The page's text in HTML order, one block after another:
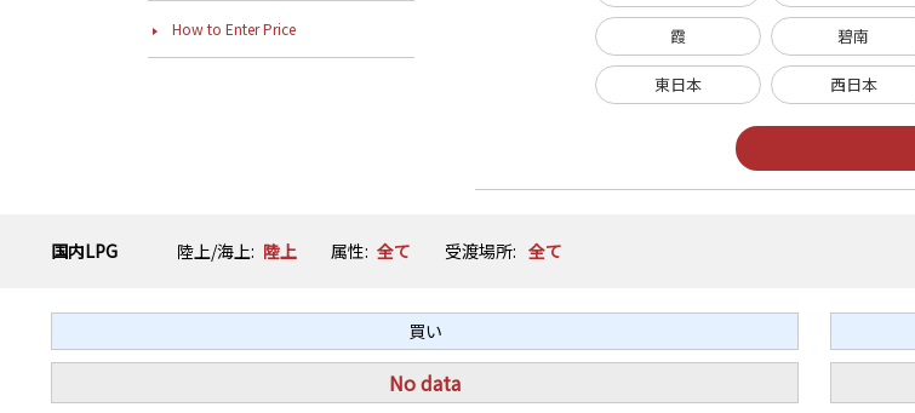
How to Enter Price 霞 碧南
東日本 西日本
国内LPG 陸上/海上: 陸上 属性: 全て 受渡場所: 全て
買い
No data